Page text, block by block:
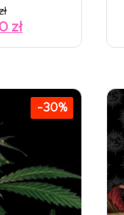
Zakres
cen:
od
59,90 zł
złZakres
cen:
do
272,30 zł
-30%